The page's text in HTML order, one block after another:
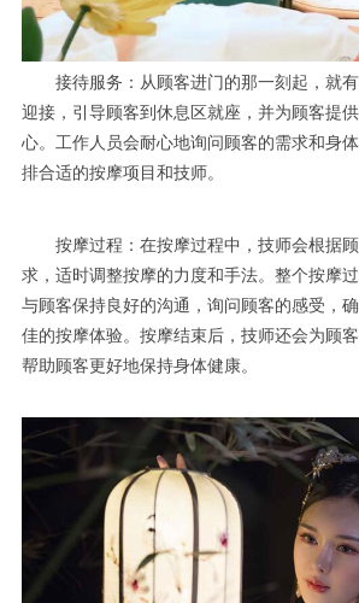
接待服务：从顾客进门的那一刻起，就有
迎接，引导顾客到休息区就座，并为顾客提
心。工作人员会耐心地询问顾客的需求和身
排合适的按摩项目和技师。
按摩过程：在按摩过程中，技师会根据顾
求，适时调整按摩的力度和手法。整个按摩
与顾客保持良好的沟通，询问顾客的感受，
佳的按摩体验。按摩结束后，技师还会为顾
帮助顾客更好地保持身体健康。